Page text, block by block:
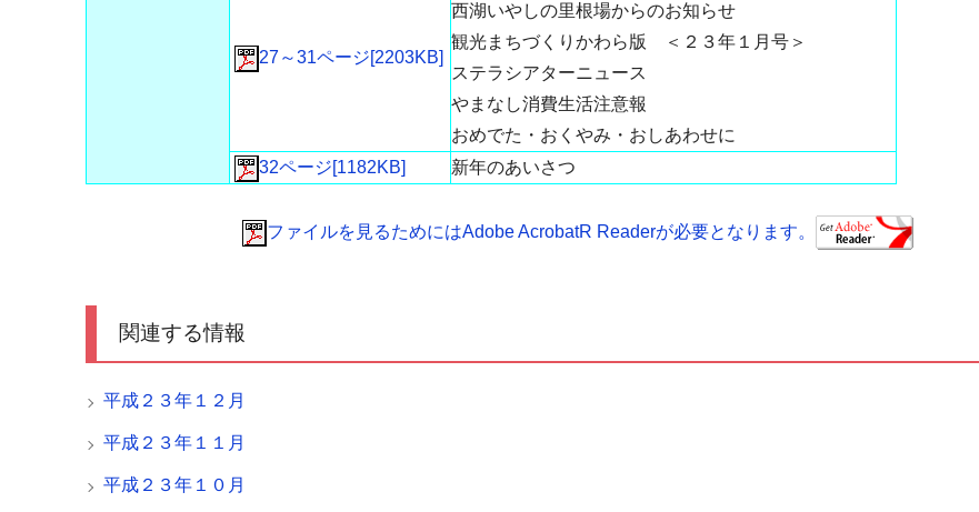
27～31ページ[2203KB]
西湖いやしの里根場からのお知らせ
観光まちづくりかわら版 ＜２３年１月号＞
ステラシアターニュース
やまなし消費生活注意報
おめでた・おくやみ・おしあわせに
32ページ[1182KB]
新年のあいさつ
ファイルを見るためにはAdobe AcrobatR Readerが必要となります。
関連する情報
平成２３年１２月
平成２３年１１月
平成２３年１０月